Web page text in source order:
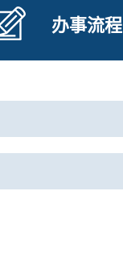
办事流程